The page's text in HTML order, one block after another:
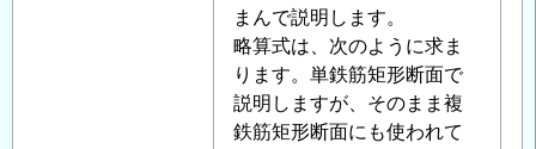
稿
者
に
よ
る
まんで説明します。
略算式は、次のように求ま
ります。単鉄筋矩形断面で
説明しますが、そのまま複
鉄筋矩形断面にも使われて